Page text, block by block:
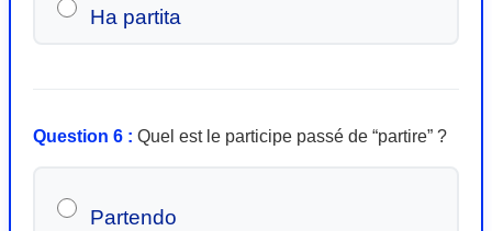
Ha partita
Question 6 : Quel est le participe passé de “partire” ?
Partendo